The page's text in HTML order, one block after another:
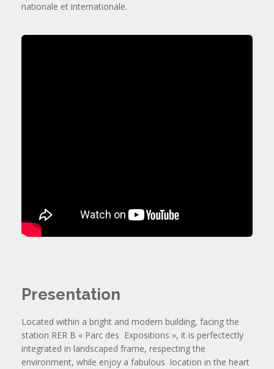
nationale et internationale.
Presentation
Located within a bright and modern building, facing the
station RER B « Parc des Expositions », it is perfectectly
integrated in landscaped frame, respecting the
environment, while enjoy a fabulous location in the heart